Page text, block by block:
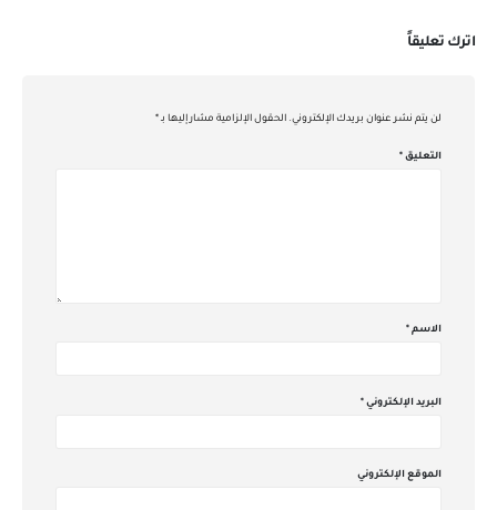
اترك تعليقاً
لن يتم نشر عنوان بريدك الإلكتروني. الحقول الإلزامية مشار إليها بـ *
التعليق *
الاسم *
البريد الإلكتروني *
الموقع الإلكتروني